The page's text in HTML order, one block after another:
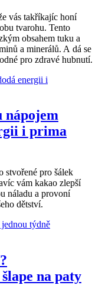
vás takříkajíc honí
tvarohu. Tento
obsahem tuku a
a minerálů. A dá se
pro zdravé hubnutí.
nápojem
i prima
stvořené pro šálek
vám kakao zlepší
náladu a provoní
dětství.
na paty